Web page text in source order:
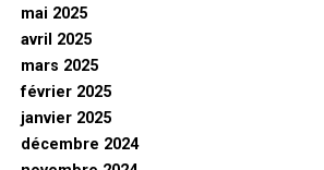
mai 2025
avril 2025
mars 2025
février 2025
janvier 2025
décembre 2024